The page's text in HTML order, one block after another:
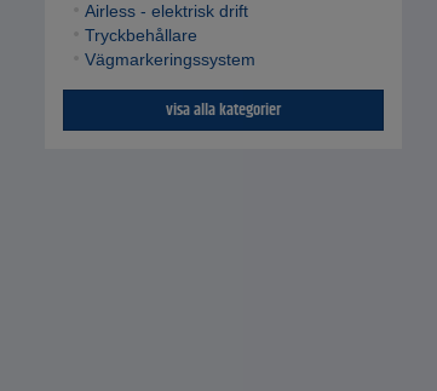
Airless - elektrisk drift
Tryckbehållare
Vägmarkeringssystem
visa alla kategorier